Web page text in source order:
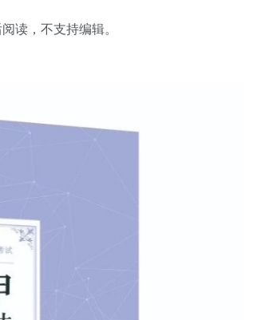
读，不支持编辑。